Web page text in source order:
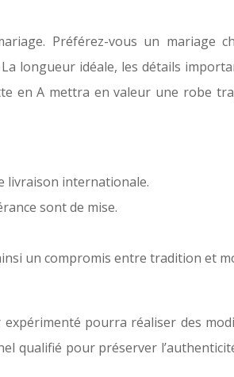
Préférez-vous un mariage
longueur idéale, les détails
en A mettra en valeur une robe
livraison internationale.
sont de mise.
un compromis entre tradition et
pourra réaliser des
qualifié pour préserver